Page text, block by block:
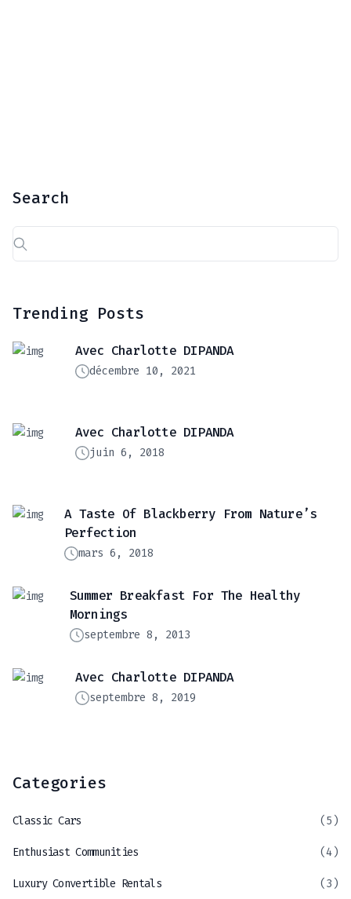
Search
Rechercher :
Trending Posts
Avec Charlotte DIPANDA
décembre 10, 2021
Avec Charlotte DIPANDA
juin 6, 2018
A Taste Of Blackberry From Nature’s
Perfection
mars 6, 2018
Summer Breakfast For The Healthy
Mornings
septembre 8, 2013
Avec Charlotte DIPANDA
septembre 8, 2019
Categories
Classic Cars (5)
Enthusiast Communities (4)
Luxury Convertible Rentals (3)